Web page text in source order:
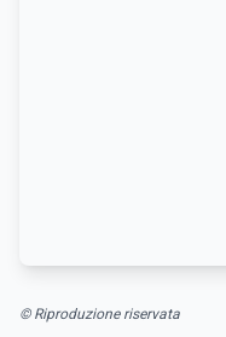
© Riproduzione riservata